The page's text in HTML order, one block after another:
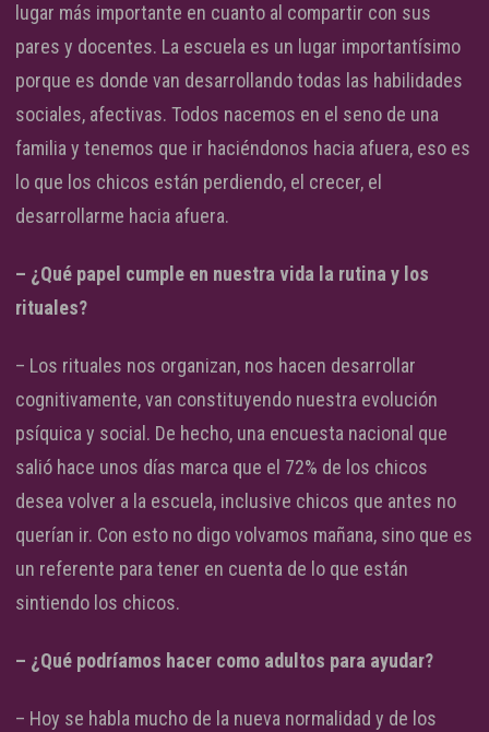
lugar más importante en cuanto al compartir con sus
pares y docentes. La escuela es un lugar importantísimo
porque es donde van desarrollando todas las habilidades
sociales, afectivas. Todos nacemos en el seno de una
familia y tenemos que ir haciéndonos hacia afuera, eso es
lo que los chicos están perdiendo, el crecer, el
desarrollarme hacia afuera.
– ¿Qué papel cumple en nuestra vida la rutina y los
rituales?
– Los rituales nos organizan, nos hacen desarrollar
cognitivamente, van constituyendo nuestra evolución
psíquica y social. De hecho, una encuesta nacional que
salió hace unos días marca que el 72% de los chicos
desea volver a la escuela, inclusive chicos que antes no
querían ir. Con esto no digo volvamos mañana, sino que es
un referente para tener en cuenta de lo que están
sintiendo los chicos.
– ¿Qué podríamos hacer como adultos para ayudar?
– Hoy se habla mucho de la nueva normalidad y de los